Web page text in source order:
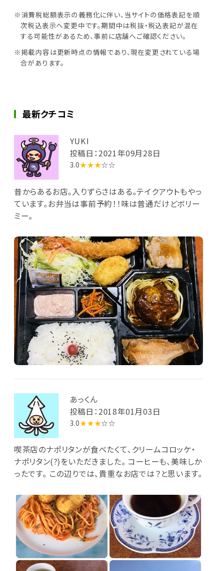
※消費税総額表示の義務化に伴い、当サイトの価格表記を順
次税込表示へ変更中です。期間中は税抜・税込表記が混在
する可能性があるため、事前に店舗へご確認ください。
※掲載内容は更新時点の情報であり、現在変更されている場
合があります。
最新クチコミ
YUKI
投稿日：2021年09月28日
3.0★★★☆☆
昔からあるお店。入りずらさはある。テイクアウトもやっ
ています。お弁当は事前予約！！味は普通だけどボリー
ミー。
あっくん
投稿日：2018年01月03日
3.0★★★☆☆
喫茶店のナポリタンが食べたくて、クリームコロッケ・
ナポリタン(?)をいただきました。 コーヒーも、美味しか
ったです。 この辺りでは、貴重なお店では？と思います。